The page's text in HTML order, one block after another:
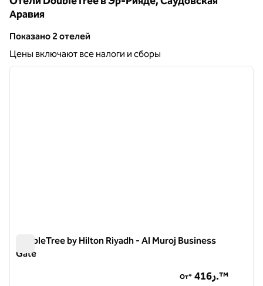
Аравия
Показанo 2 отелей
Показанo 2 отелей
Цены включают все налоги и сборы
1 из 12
DoubleTree by Hilton Riyadh - Al Muroj Business
Gate
От* 416ر.™